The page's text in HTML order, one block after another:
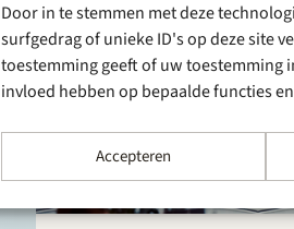
Door in te stemmen met deze
surfgedrag of unieke ID's op deze site
toestemming geeft of uw toestemming
invloed hebben op bepaalde functies
Accepteren